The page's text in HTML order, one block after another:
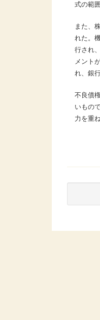
式の範
また、
れた。
行され
メント
れ、銀
不良債
いもの
力を重